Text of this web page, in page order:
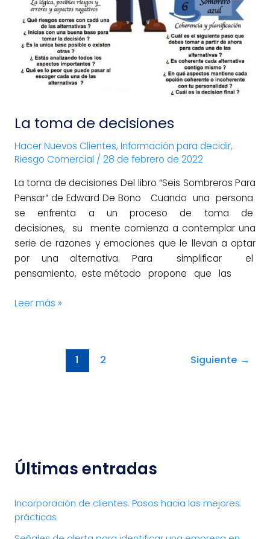
La toma de decisiones
Hacer Nuevos Clientes, Información para decidir,
Riesgo Comercial / 28 de febrero de 2022
La toma de decisiones Del libro “Seis Sombreros Para
Pensar” de Edward De Bono Cuando una persona
se enfrenta a un proceso de toma de
decisiones, su mente comienza a contemplar una
serie de razones y emociones que le llevan a optar
por una alternativa. Para simplificar el
pensamiento, este método propone que las
Leer más »
1 2 Siguiente →
Últimas entradas
Incorporación de clientes. Pasos hacia las mejores
prácticas